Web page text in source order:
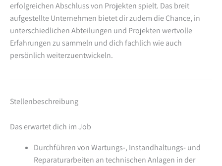
erfolgreichen Abschluss von Projekten spielt. Das breit
aufgestellte Unternehmen bietet dir zudem die Chance, in
unterschiedlichen Abteilungen und Projekten wertvolle
Erfahrungen zu sammeln und dich fachlich wie auch
persönlich weiterzuentwickeln.
Stellenbeschreibung
Das erwartet dich im Job
Durchführen von Wartungs-, Instandhaltungs- und
Reparaturarbeiten an technischen Anlagen in der